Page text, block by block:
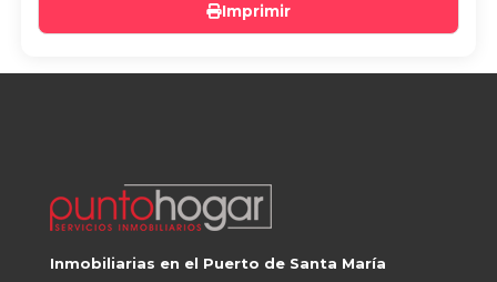
Imprimir
Inmobiliarias en el Puerto de Santa María